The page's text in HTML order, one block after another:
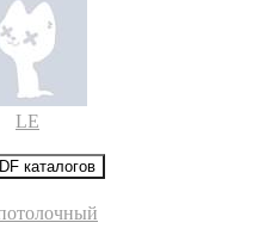
LE
каталогов